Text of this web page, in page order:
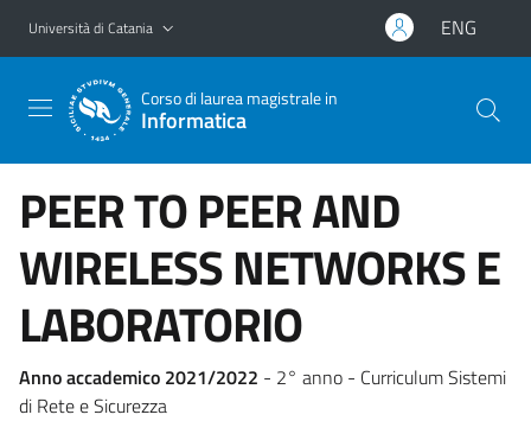
Vai al contenuto principale
Vai al menu di navigazione
Università di Catania ENG
Corso di laurea magistrale in
Informatica
PEER TO PEER AND
WIRELESS NETWORKS E
LABORATORIO
Anno accademico 2021/2022 - 2° anno - Curriculum Sistemi
di Rete e Sicurezza